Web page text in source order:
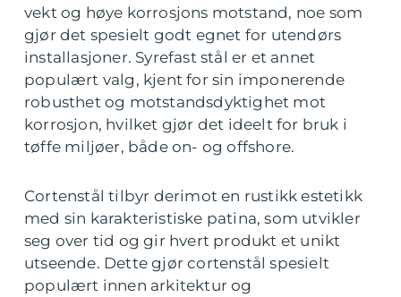
vekt og høye korrosjons motstand, noe som
gjør det spesielt godt egnet for utendørs
installasjoner. Syrefast stål er et annet
populært valg, kjent for sin imponerende
robusthet og motstandsdyktighet mot
korrosjon, hvilket gjør det ideelt for bruk i
tøffe miljøer, både on- og offshore.
Cortenstål tilbyr derimot en rustikk estetikk
med sin karakteristiske patina, som utvikler
seg over tid og gir hvert produkt et unikt
utseende. Dette gjør cortenstål spesielt
populært innen arkitektur og